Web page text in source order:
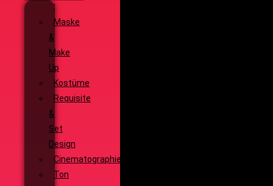
Schauspiel
Maske
&
Make
Up
Kostüme
Requisite
&
Set
Design
Cinematographie
Ton